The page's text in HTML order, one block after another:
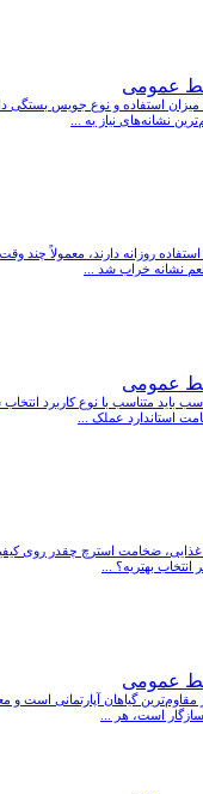
عمومی
استفاده و نوع جویس بستگی
نشانه‌های نیاز به ...
روزانه دارند، معمولاً چند
نشانه خراب شد ...
عمومی
باید متناسب با نوع کاربرد
استاندارد عملک ...
ضخامت استرچ چقدر روی
بهتریه؟ ...
عمومی
مقاوم‌ترین گیاهان آپارتمانی است و
است، هر ...